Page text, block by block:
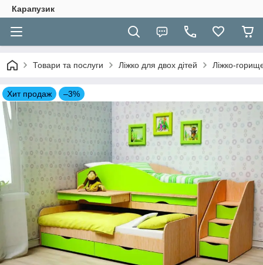
Карапузик
Товари та послуги Ліжко для двох дітей Ліжко-
Хит продаж –3%